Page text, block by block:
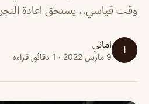
وقت قياسي،، يستحق اعادة
ا اماني
9 مارس 2022 · 1 دقائق قراءة